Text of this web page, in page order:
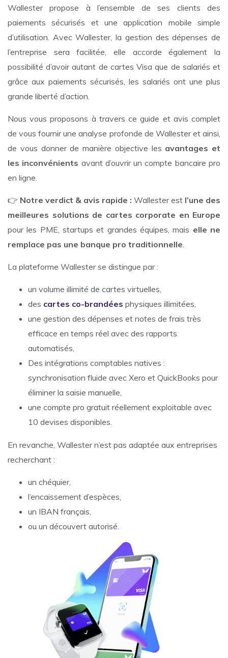
Wallester propose à l’ensemble de ses clients des
paiements sécurisés et une application mobile simple
d’utilisation. Avec Wallester, la gestion des dépenses de
l’entreprise sera facilitée, elle accorde également la
possibilité d’avoir autant de cartes Visa que de salariés et
grâce aux paiements sécurisés, les salariés ont une plus
grande liberté d’action.
Nous vous proposons à travers ce guide et avis complet
de vous fournir une analyse profonde de Wallester et ainsi,
de vous donner de manière objective les avantages et
les inconvénients avant d’ouvrir un compte bancaire pro
en ligne.
👉 Notre verdict & avis rapide : Wallester est l’une des
meilleures solutions de cartes corporate en Europe
pour les PME, startups et grandes équipes, mais elle ne
remplace pas une banque pro traditionnelle
La plateforme Wallester se distingue par :
un volume illimité de cartes virtuelles,
des cartes co-brandées physiques illimitées,
une gestion des dépenses et notes de frais très
efficace en temps réel avec des rapports
automatisés,
Des intégrations comptables natives :
synchronisation fluide avec Xero et QuickBooks pour
éliminer la saisie manuelle,
une compte pro gratuit réellement exploitable avec
10 devises disponibles.
En revanche, Wallester n’est pas adaptée aux entreprises
recherchant :
un chéquier,
l’encaissement d’espèces,
un IBAN français,
ou un découvert autorisé.